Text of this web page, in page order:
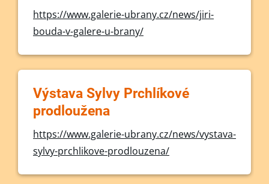
https://www.galerie-ubrany.cz/news/jiri-
bouda-v-galere-u-brany/
Výstava Sylvy Prchlíkové
prodloužena
https://www.galerie-ubrany.cz/news/vystava-
sylvy-prchlikove-prodlouzena/